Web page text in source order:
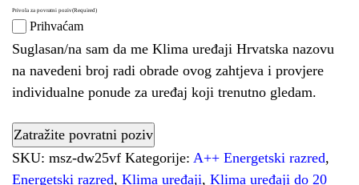
Privola za povratni poziv(Required)
Prihvaćam
Suglasan/na sam da me Klima uređaji Hrvatska nazovu
na navedeni broj radi obrade ovog zahtjeva i provjere
individualne ponude za uređaj koji trenutno gledam.
SKU: msz-dw25vf Kategorije: A++ Energetski razred,
Energetski razred, Klima uređaji, Klima uređaji do 20